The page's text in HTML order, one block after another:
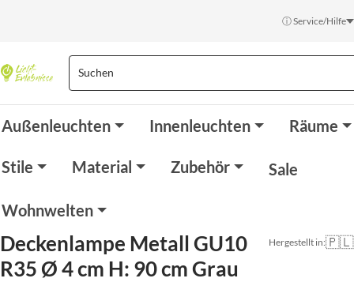
ⓘ Service/Hilfe
Außenleuchten Innenleuchten Räume
Stile Material Zubehör Sale
Wohnwelten
Deckenlampe Metall GU10
R35 Ø 4 cm H: 90 cm Grau
Hergestellt in:🇵🇱